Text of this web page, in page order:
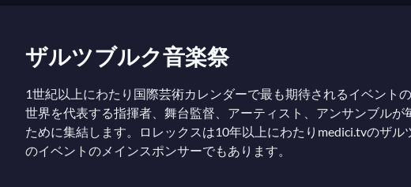
ザルツブルク音楽祭
1世紀以上にわたり国際芸術カレンダーで最も期待されるイベント
世界を代表する指揮者、舞台監督、アーティスト、アンサンブル
ために集結します。ロレックスは10年以上にわたりmedici.tvのザ
のイベントのメインスポンサーでもあります。